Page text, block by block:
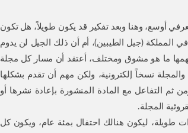
أوسع، وهنا وبعد تفكير قد يكون طويلاً، هل تكون
في المملكة (جيل الطيبين)، أم أن ذلك الجيل لن يدوم
يهمها ما هو مشوق ومختلف، أعتقد أن مسار كل مجلة
نسخاً إلكترونية، ولكن مهم أن تقدم بشكلها
ثم التفاعل مع المادة المنشورة بإعادة نشرها أو
المجلة.
طويلة، ليكون هنالك احتفال بمئة عام، ويكون كل